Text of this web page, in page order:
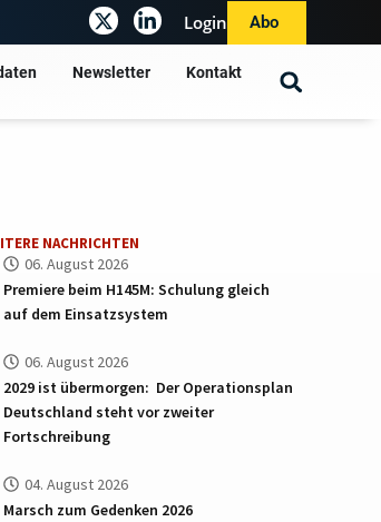
Login Abo
Newsletter Kontakt
NACHRICHTEN
06. August 2026
Premiere beim H145M: Schulung gleich
auf dem Einsatzsystem
06. August 2026
2029 ist übermorgen: Der Operationsplan
Deutschland steht vor zweiter
Fortschreibung
04. August 2026
Marsch zum Gedenken 2026